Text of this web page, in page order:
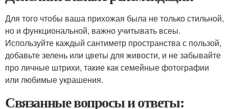
Для того чтобы ваша прихожая была не только стильной,
но и функциональной, важно учитывать всеы.
Используйте каждый сантиметр пространства с пользой,
добавьте зелень или цветы для живости, и не забывайте
про личные штрихи, такие как семейные фотографии
или любимые украшения.
Связанные вопросы и ответы: